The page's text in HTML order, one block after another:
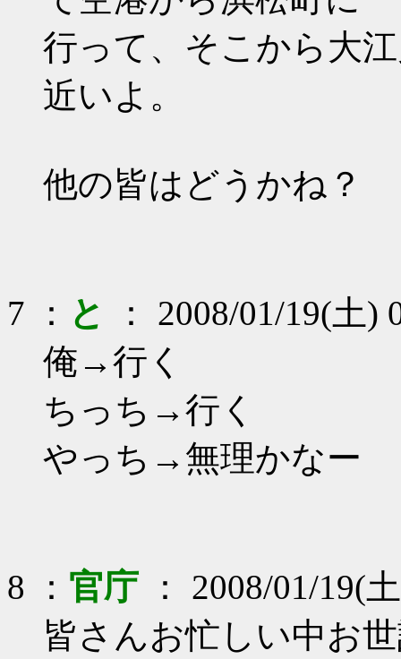
行って、そこから大
近いよ。
他の皆はどうかね？
7 ： と
： 2008/01/19(土)
俺→行く
ちっち→行く
やっち→無理かなー
8 ： 官庁 ： 2008/01/19(
皆さんお忙しい中お